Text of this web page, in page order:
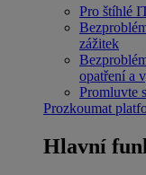
Pro štíhlé
zážitek
opatření a
Promluvte
Prozkoumat
Hlavní